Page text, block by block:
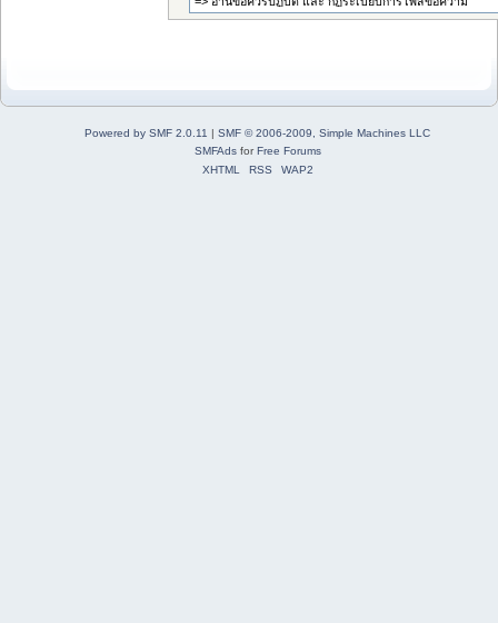
Powered by SMF 2.0.11 | SMF © 2006-2009, Simple Machines LLC
SMFAdsforFree Forums
XHTML
RSS WAP2